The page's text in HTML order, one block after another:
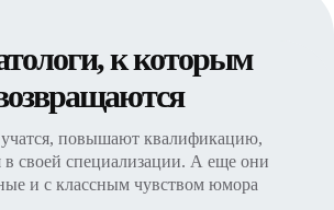
к которым
повышают квалификацию,
в своей специализации. А еще они
и с классным чувством юмора